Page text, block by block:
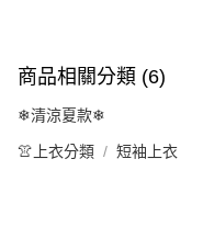
商品相關分類 (6)
❄清涼夏款❄
👚上衣分類 短袖上衣